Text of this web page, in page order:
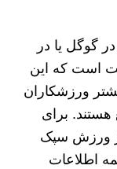
گوگل یا در
است که این
ورزشکاران
برای
ورزش سپک
اطلاعات